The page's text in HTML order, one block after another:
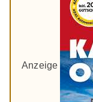
Anzeige